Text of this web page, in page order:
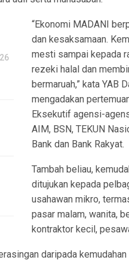
“Ekonomi MADANI
dan kesaksamaan.
mesti sampai kepada
rezeki halal dan
bermaruah,” kata YAB
mengadakan
Eksekutif agensi-
AIM, BSN, TEKUN
Bank dan Bank Rakyat.
Tambah beliau,
ditujukan kepada
usahawan mikro,
pasar malam, wanita,
kontraktor kecil,
daripada